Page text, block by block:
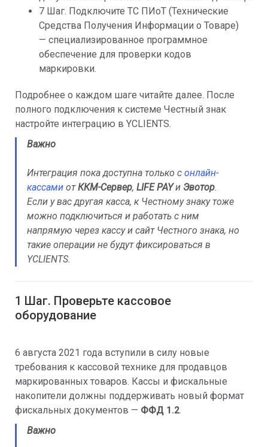
7 Шаг. Подключите ТС ПИоТ (Технические
Средства Получения Информации о Товаре)
— специализированное программное
обеспечение для проверки кодов
маркировки.
Подробнее о каждом шаге читайте далее. После
полного подключения к системе Честный знак
настройте интеграцию в YCLIENTS.
Важно
Интеграция пока доступна только с онлайн-
кассами отККМ-Сервер, LIFE PAYи Эвотор.
Если у вас другая касса, к Честному знаку тоже
можно подключиться и работать с ним
напрямую через кассу и сайт Честного знака, но
такие операции не будут фиксироваться в
YCLIENTS.
1 Шаг. Проверьте кассовое
оборудование
6 августа 2021 года вступили в силу новые
требования к кассовой технике для продавцов
маркированных товаров. Кассы и фискальные
накопители должны поддерживать новый формат
фискальных документов — ФФД 1.2.
Важно